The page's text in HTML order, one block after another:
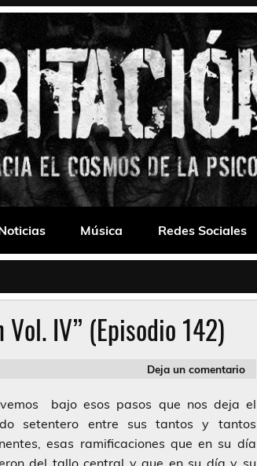
Música Redes Sociales
IV” (Episodio 142)
Deja un comentario
bajo esos pasos que nos deja el
setentero entre sus tantos y tantos
esas ramificaciones que en su día